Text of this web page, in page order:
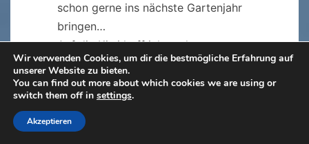
schon gerne ins nächste Gartenjahr
bringen…
Auf die Kiwi hoff ich auch.
Grüße von hier
illy
Wir verwenden Cookies, um dir die bestmögliche Erfahrung auf
unserer Website zu bieten.
You can find out more about which cookies we are using or
switch them off in settings.
Akzeptieren